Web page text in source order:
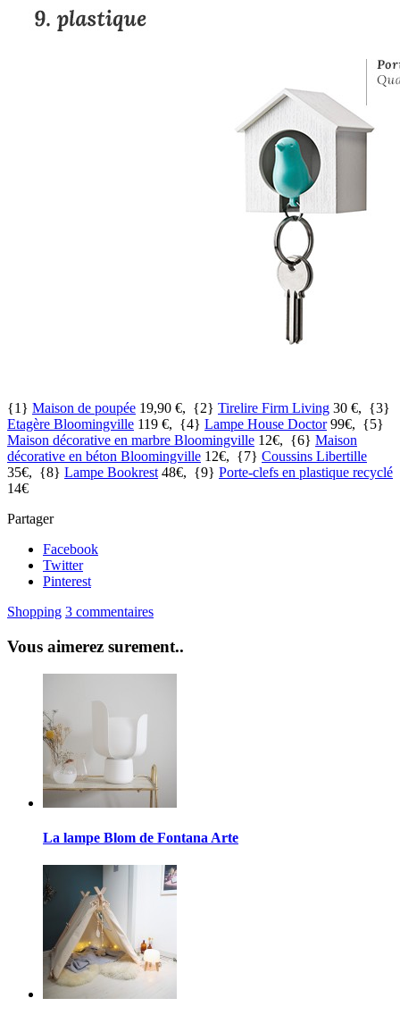
{1} Maison de poupée 19,90 €, {2} Tirelire Firm Living 30 €, {3}
Etagère Bloomingville 119 €, {4} Lampe House Doctor99€, {5}
Maison décorative en marbre Bloomingville 12€, {6} Maison
décorative en béton Bloomingville 12€, {7} Coussins Libertille
35€, {8} Lampe Bookrest48€, {9} Porte-clefs en plastique recyclé
14€
Partager
Facebook
Twitter
Pinterest
Shopping 3 commentaires
Vous aimerez surement..
La lampe Blom de Fontana Arte